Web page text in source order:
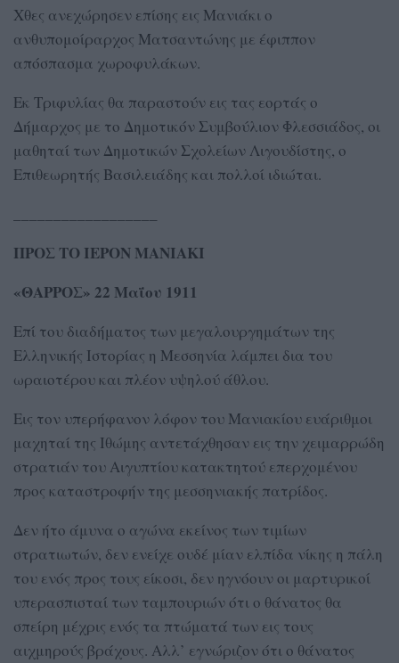
Χθες ανεχώρησεν επίσης εις Μανιάκι ο
ανθυπομοίραρχος Ματσαντώνης με έφιππον
απόσπασμα χωροφυλάκων.
Εκ Τριφυλίας θα παραστούν εις τας εορτάς ο
Δήμαρχος με το Δημοτικόν Συμβούλιον Φλεσσιάδος, οι
μαθηταί των Δημοτικών Σχολείων Λιγουδίστης, ο
Επιθεωρητής Βασιλειάδης και πολλοί ιδιώται.
ΠΡΟΣ ΤΟ ΙΕΡΟΝ ΜΑΝΙΑΚΙ
«ΘΑΡΡΟΣ» 22 Μαΐου 1911
Επί του διαδήματος των μεγαλουργημάτων της
Ελληνικής Ιστορίας η Μεσσηνία λάμπει δια του
ωραιοτέρου και πλέον υψηλού άθλου.
Εις τον υπερήφανον λόφον του Μανιακίου ευάριθμοι
μαχηταί της Ιθώμης αντετάχθησαν εις την χειμαρρώδη
στρατιάν του Αιγυπτίου κατακτητού επερχομένου
προς καταστροφήν της μεσσηνιακής πατρίδος.
Δεν ήτο άμυνα ο αγώνα εκείνος των τιμίων
στρατιωτών, δεν ενείχε ουδέ μίαν ελπίδα νίκης η πάλη
του ενός προς τους είκοσι, δεν ηγνόουν οι μαρτυρικοί
υπερασπισταί των ταμπουριών ότι ο θάνατος θα
σπείρη μέχρις ενός τα πτώματά των εις τους
αιχμηρούς βράχους. Αλλ’ εγνώριζον ότι ο θάνατος